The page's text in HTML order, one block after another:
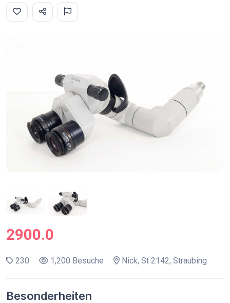
2900.0
230 1,200 Besuche Nick, St 2142, Straubing
Besonderheiten